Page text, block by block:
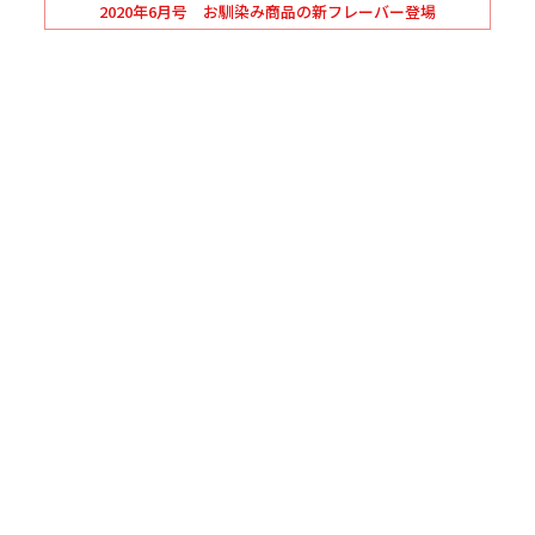
2020年6月号 お馴染み商品の新フレーバー登場